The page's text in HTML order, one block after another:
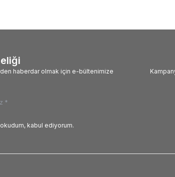
haberdar olmak için e-bültenimize
okudum, kabul ediyorum.